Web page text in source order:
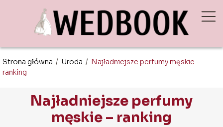
Strona główna / Uroda / Najładniejsze perfumy męskie –
ranking
Najładniejsze perfumy
męskie – ranking